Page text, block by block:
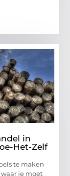
in
Het-Zelf
te maken
je moet